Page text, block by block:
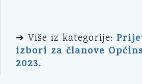
➔ Više iz kategorije:
izbori za članove
2023.